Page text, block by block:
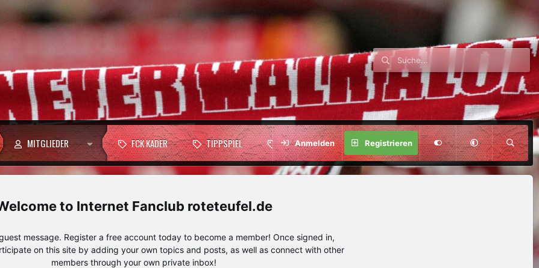
MITGLIEDER FCK KADER TIPPSPIEL SPENDEAnmelden Registrieren
Internet Fanclub roteteufel.de
message. Register a free account today to become a member! Once signed in,
on this site by adding your own topics and posts, as well as connect with other
members through your own private inbox!